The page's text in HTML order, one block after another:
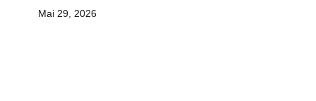
Mai 29, 2026